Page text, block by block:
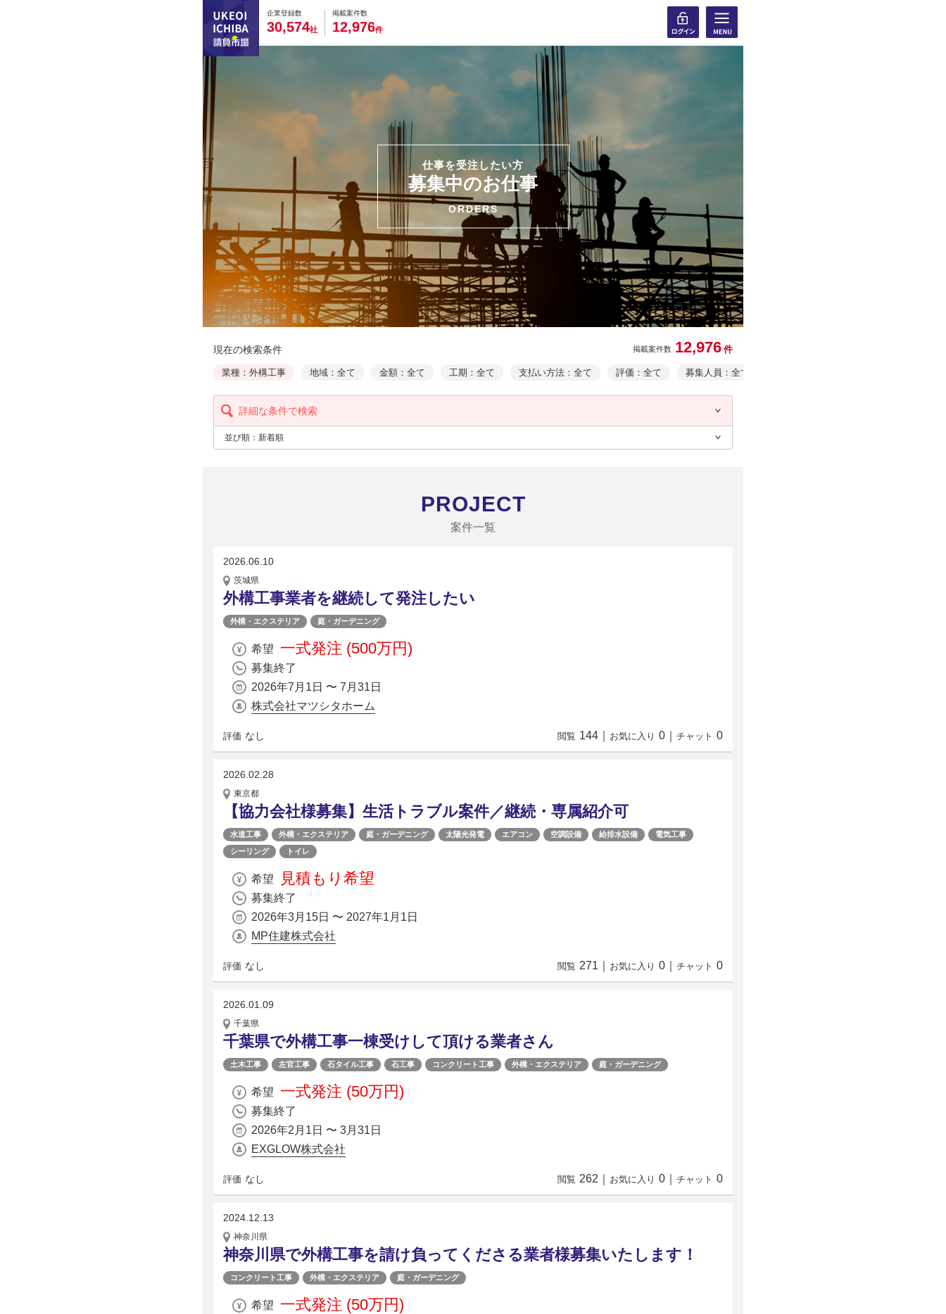
企業登録数
0
3
0
0,
0
5
0
74社
掲載案件数
0
1
0
2,
0
9
0
76件
仕事を受注したい方
募集中のお仕事
ORDERS
現在の検索条件 掲載案件数 12,976 件
業種：外構工事 地域：全て 金額：全て 工期：全て 支払い方法：全て 評価：全て 募集人員：全て
詳細な条件で検索
並び順： 新着順
PROJECT
案件一覧
2026.06.10
茨城県
外構工事業者を継続して発注したい
外構・エクステリア 庭・ガーデニング
希望 一式発注 (500万円)
募集終了
2026年7月1日 〜 7月31日
株式会社マツシタホーム
評価 なし 閲覧 144 お気に入り 0 チャット 0
2026.02.28
東京都
【協力会社様募集】生活トラブル案件／継続・専属紹介可
水道工事 外構・エクステリア 庭・ガーデニング 太陽光発電 エアコン 空調設備 給排水設備
電気工事
シーリング
トイレ
希望 見積もり希望
募集終了
2026年3月15日 〜 2027年1月1日
MP住建株式会社
評価 なし 閲覧 271 お気に入り 0 チャット 0
2026.01.09
千葉県
千葉県で外構工事一棟受けして頂ける業者さん
土木工事 左官工事 石タイル工事 石工事 コンクリート工事 外構・エクステリア 庭・ガーデニング
希望 一式発注 (50万円)
募集終了
2026年2月1日 〜 3月31日
EXGLOW株式会社
評価 なし 閲覧 262 お気に入り 0 チャット 0
2024.12.13
神奈川県
神奈川県で外構工事を請け負ってくださる業者様募集いたします！
コンクリート工事 外構・エクステリア 庭・ガーデニング
希望 一式発注 (50万円)